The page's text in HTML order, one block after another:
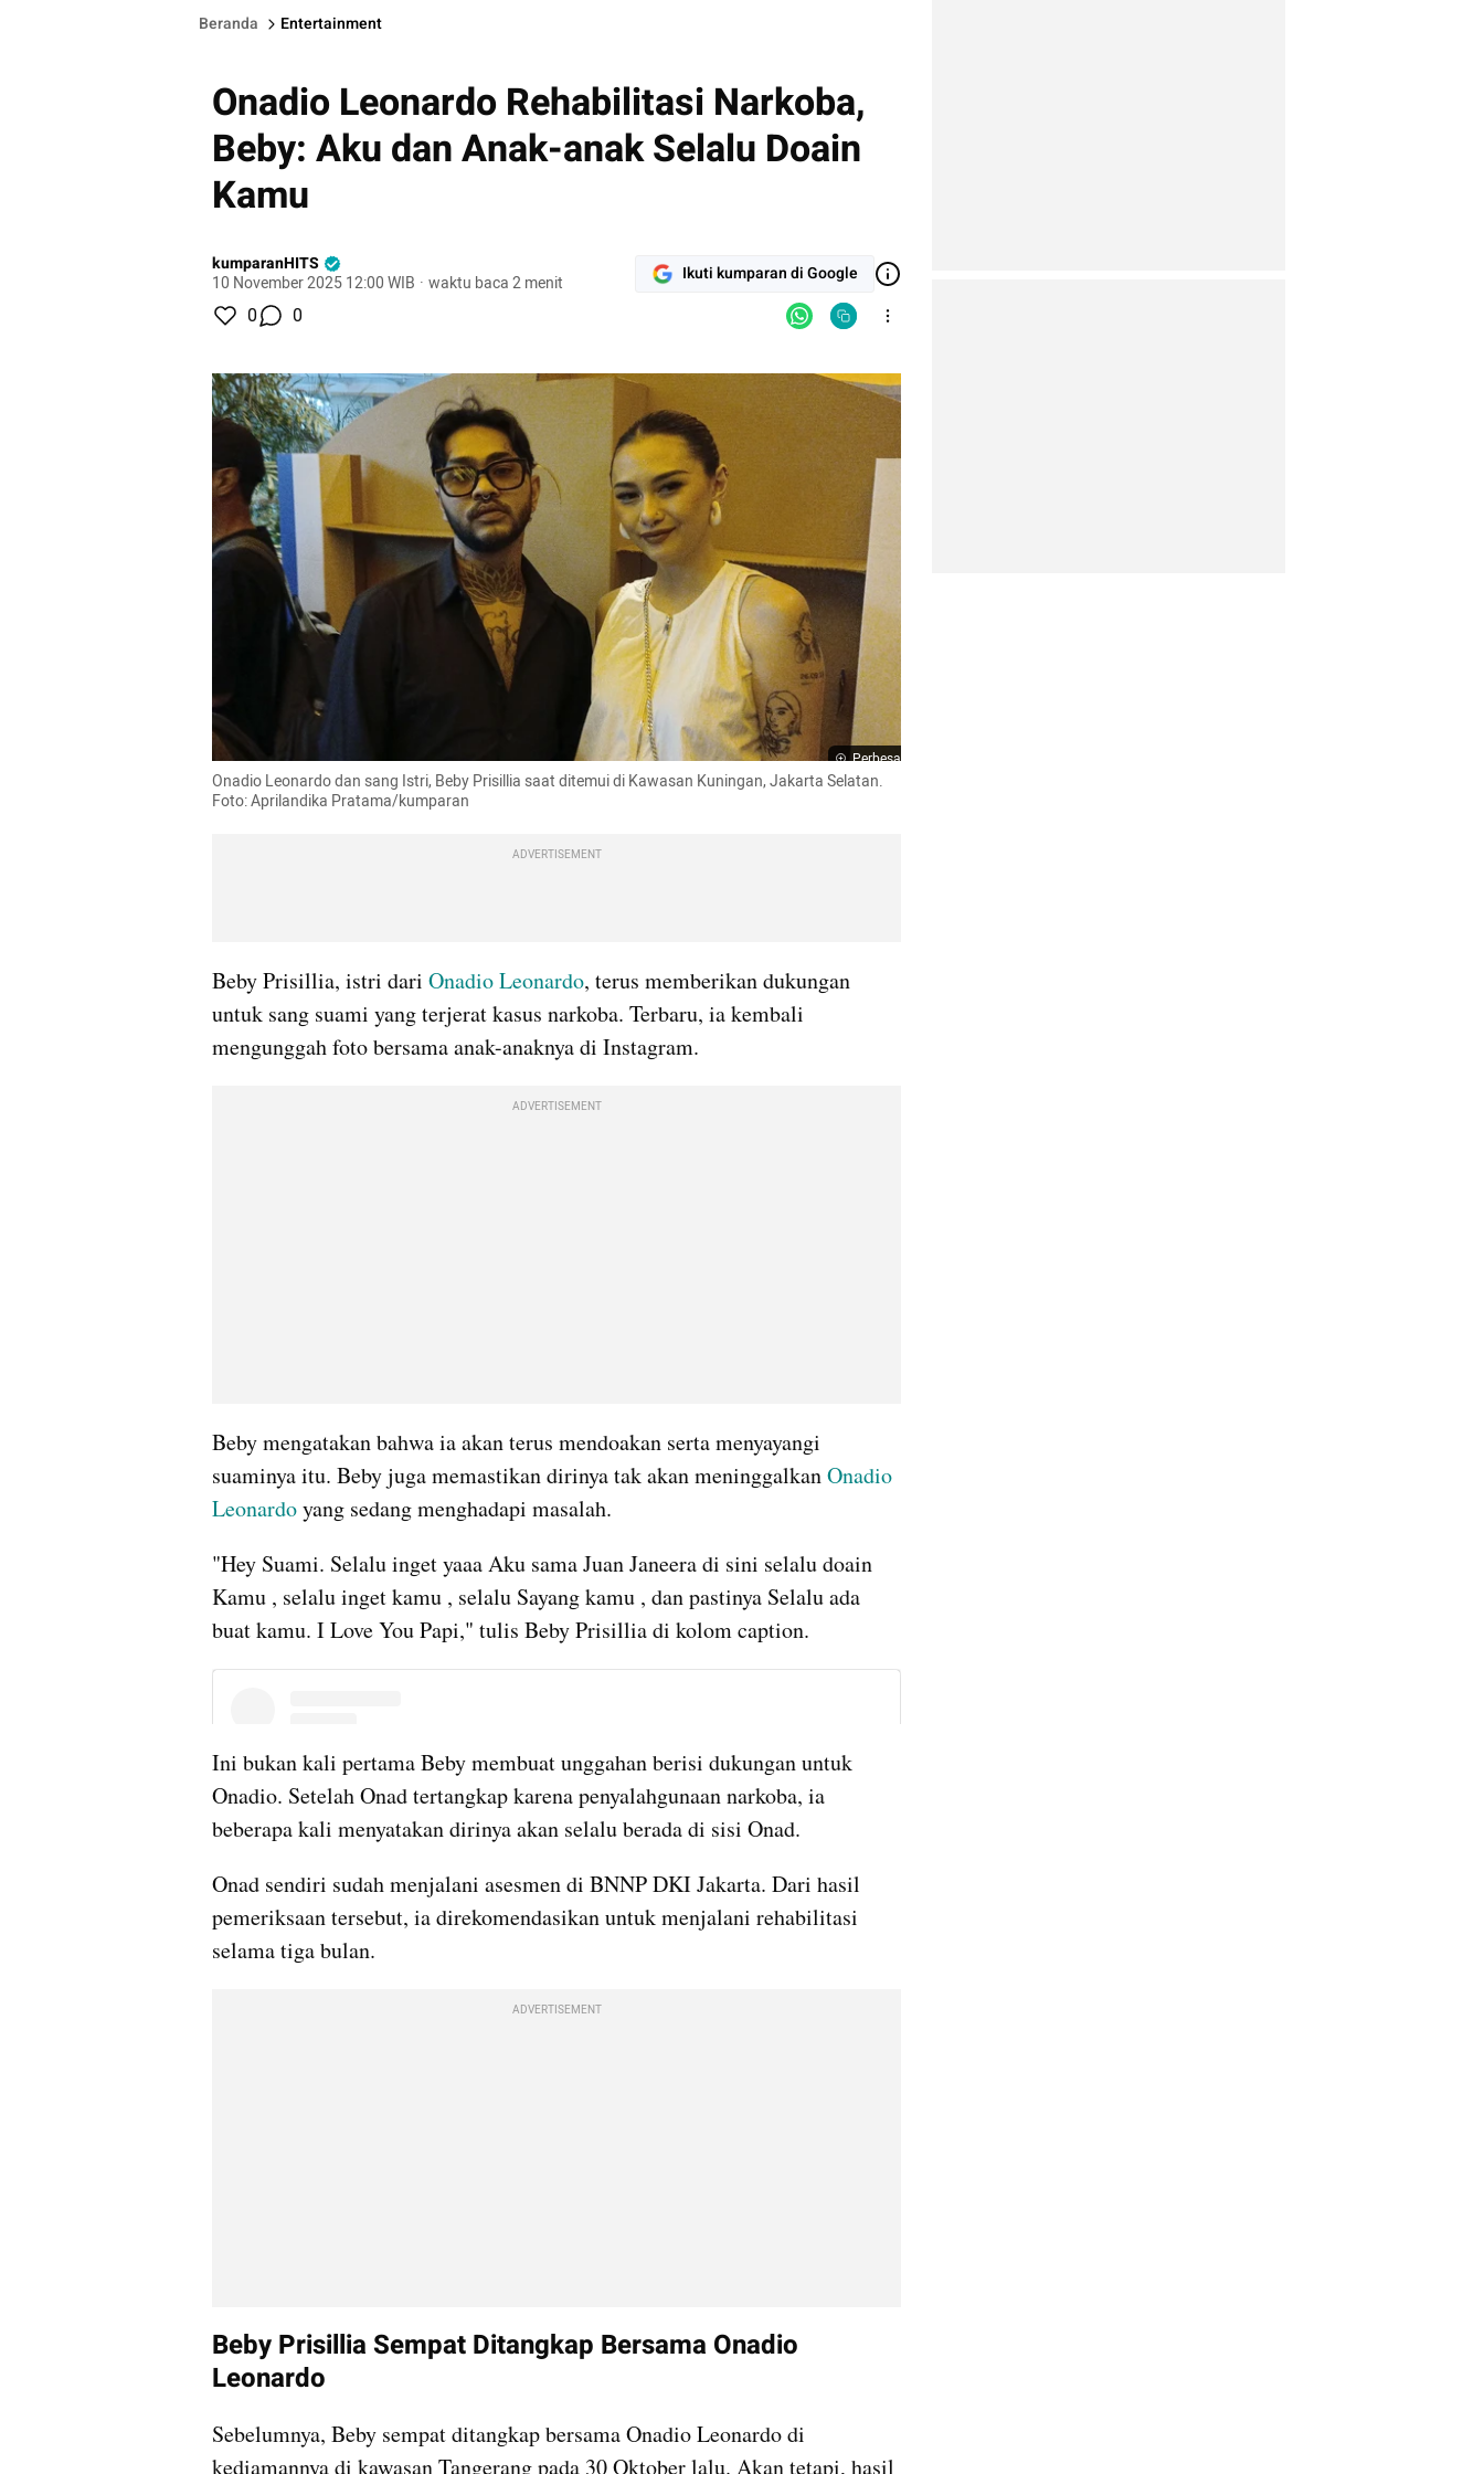
Beranda Entertainment
Onadio Leonardo Rehabilitasi Narkoba,
Beby: Aku dan Anak-anak Selalu Doain
Kamu
kumparanHITS
10 November 2025 12:00 WIB · waktu baca 2 menit Ikuti kumparan di Google
0 0
Perbesar
Onadio Leonardo dan sang Istri, Beby Prisillia saat ditemui di Kawasan Kuningan, Jakarta Selatan.
Foto: Aprilandika Pratama/kumparan
ADVERTISEMENT
Beby Prisillia, istri dari Onadio Leonardo, terus memberikan dukungan
untuk sang suami yang terjerat kasus narkoba. Terbaru, ia kembali
mengunggah foto bersama anak-anaknya di Instagram.
ADVERTISEMENT
Beby mengatakan bahwa ia akan terus mendoakan serta menyayangi
suaminya itu. Beby juga memastikan dirinya tak akan meninggalkan Onadio
Leonardo yang sedang menghadapi masalah.
"Hey Suami. Selalu inget yaaa Aku sama Juan Janeera di sini selalu doain
Kamu , selalu inget kamu , selalu Sayang kamu , dan pastinya Selalu ada
buat kamu. I Love You Papi," tulis Beby Prisillia di kolom caption.
Ini bukan kali pertama Beby membuat unggahan berisi dukungan untuk
Onadio. Setelah Onad tertangkap karena penyalahgunaan narkoba, ia
beberapa kali menyatakan dirinya akan selalu berada di sisi Onad.
Onad sendiri sudah menjalani asesmen di BNNP DKI Jakarta. Dari hasil
pemeriksaan tersebut, ia direkomendasikan untuk menjalani rehabilitasi
selama tiga bulan.
ADVERTISEMENT
Beby Prisillia Sempat Ditangkap Bersama Onadio
Leonardo
Sebelumnya, Beby sempat ditangkap bersama Onadio Leonardo di
kediamannya di kawasan Tangerang pada 30 Oktober lalu. Akan tetapi, hasil